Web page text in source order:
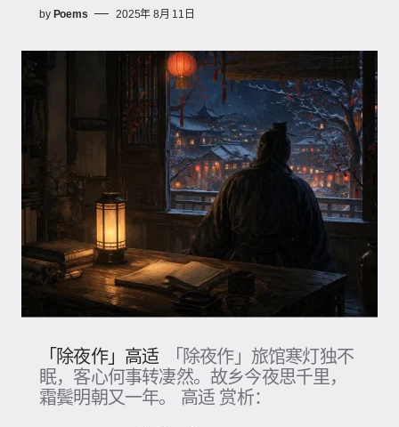
by Poems 2025年 8月 11日
「除夜作」高适
「除夜作」旅馆寒灯独不
眠，客心何事转凄然。故乡今夜思千里，
霜鬓明朝又一年。 高适 赏析：